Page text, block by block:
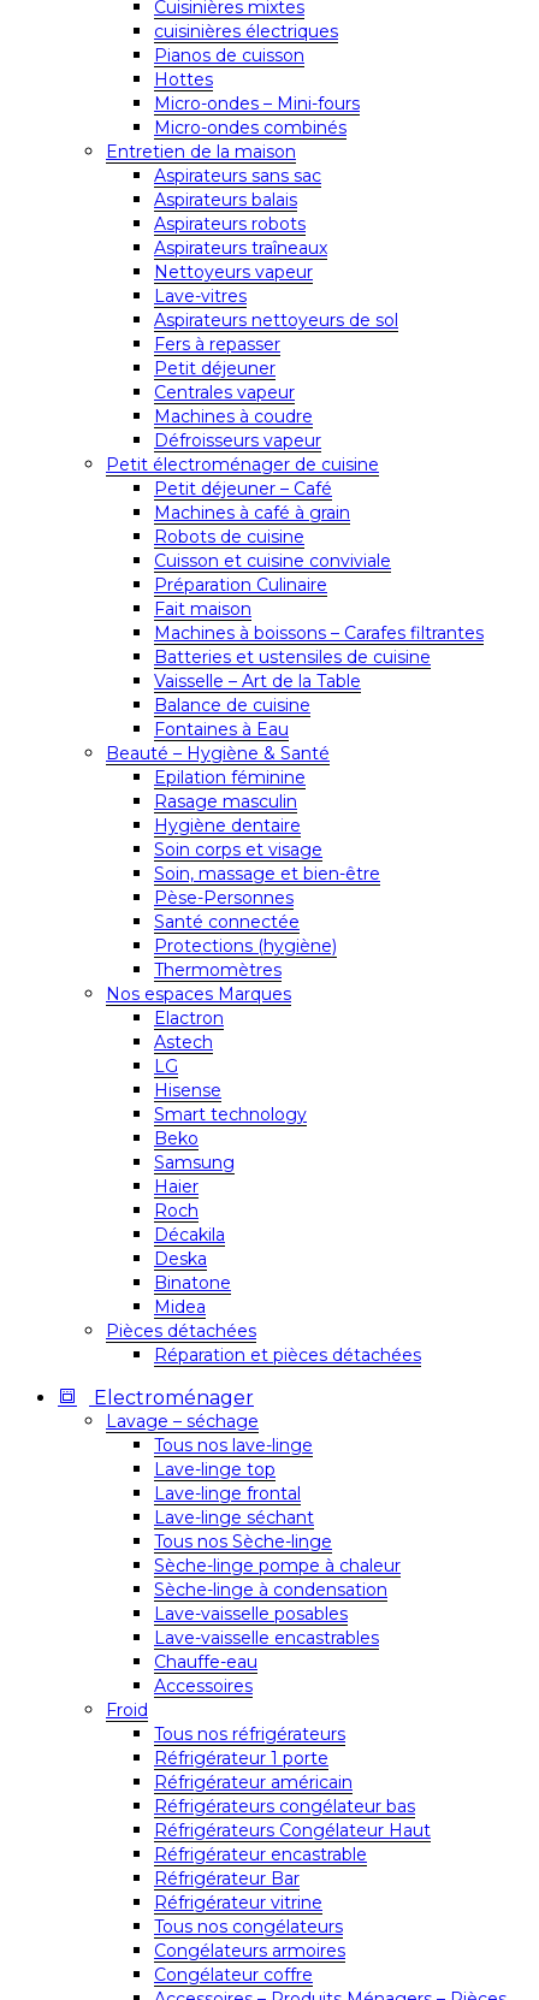
Cuisinières mixtes
cuisinières électriques
Pianos de cuisson
Hottes
Micro-ondes – Mini-fours
Micro-ondes combinés
Entretien de la maison
Aspirateurs sans sac
Aspirateurs balais
Aspirateurs robots
Aspirateurs traîneaux
Nettoyeurs vapeur
Lave-vitres
Aspirateurs nettoyeurs de sol
Fers à repasser
Petit déjeuner
Centrales vapeur
Machines à coudre
Défroisseurs vapeur
Petit électroménager de cuisine
Petit déjeuner – Café
Machines à café à grain
Robots de cuisine
Cuisson et cuisine conviviale
Préparation Culinaire
Fait maison
Machines à boissons – Carafes filtrantes
Batteries et ustensiles de cuisine
Vaisselle – Art de la Table
Balance de cuisine
Fontaines à Eau
Beauté – Hygiène & Santé
Epilation féminine
Rasage masculin
Hygiène dentaire
Soin corps et visage
Soin, massage et bien-être
Pèse-Personnes
Santé connectée
Protections (hygiène)
Thermomètres
Nos espaces Marques
Elactron
Astech
LG
Hisense
Smart technology
Beko
Samsung
Haier
Roch
Décakila
Deska
Binatone
Midea
Pièces détachées
Réparation et pièces détachées
Electroménager
Lavage – séchage
Tous nos lave-linge
Lave-linge top
Lave-linge frontal
Lave-linge séchant
Tous nos Sèche-linge
Sèche-linge pompe à chaleur
Sèche-linge à condensation
Lave-vaisselle posables
Lave-vaisselle encastrables
Chauffe-eau
Accessoires
Froid
Tous nos réfrigérateurs
Réfrigérateur 1 porte
Réfrigérateur américain
Réfrigérateurs congélateur bas
Réfrigérateurs Congélateur Haut
Réfrigérateur encastrable
Réfrigérateur Bar
Réfrigérateur vitrine
Tous nos congélateurs
Congélateurs armoires
Congélateur coffre